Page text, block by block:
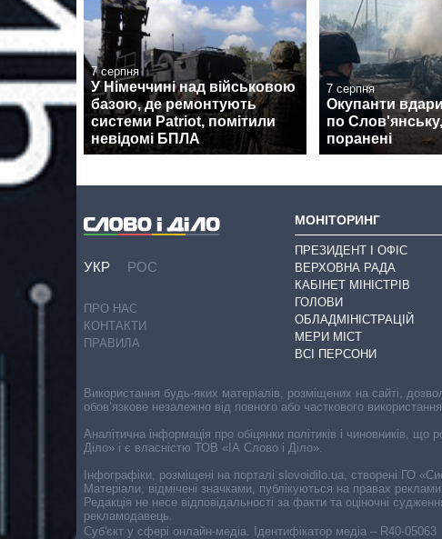
7 серпня
У Німеччині над військовою
базою, де ремонтують
системи Patriot, помітили
невідомі БПЛА
7 серпня
Окупанти
по
поранені
УКР РОС
ПРО НАС
КОНТАКТИ
ПРАВИЛА
МОНІТОРИНГ
ПРЕЗИДЕНТ І ОФІС
ВЕРХОВНА РАДА
КАБІНЕТ МІНІСТРІВ
ГОЛОВИ
ОБЛАДМІНІСТРАЦІЙ
МЕРИ МІСТ
ВСІ ПЕРСОНИ
Cуб'єкт у сфері онлайн-медіа. Ідентифікатор медіа – R40-05063
Використання будь-яких матеріалів, розміщених на сайті,
обов’язкове незалежно від повного або часткового
Аналітична інформація про обіцянки політиків і чиновників,
Діло» і є власністю ТОВ «ІА Слово і Діло».
Інфографіки, розміщені на порталі slovoidilo.ua, створені ГО
Матеріали, відмічені значками, публікуються на правах
Редакція не несе відповідальності за факти та оціночні
рекламодавець.